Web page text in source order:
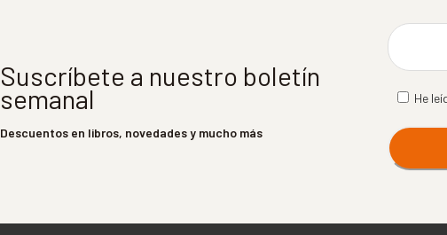
Suscríbete a nuestro boletín
semanal
Descuentos en libros, novedades y mucho más
He